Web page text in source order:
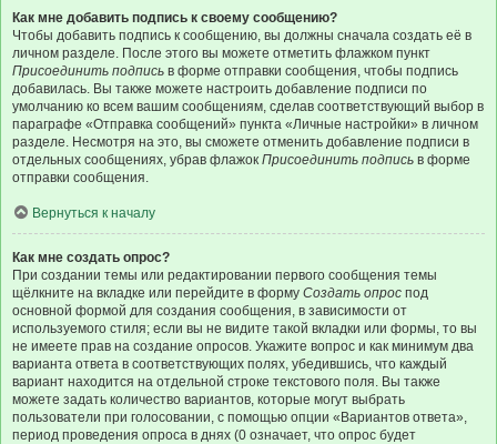
Как мне добавить подпись к своему сообщению?
Чтобы добавить подпись к сообщению, вы должны сначала создать её в
личном разделе. После этого вы можете отметить флажком пункт
Присоединить подпись в форме отправки сообщения, чтобы подпись
добавилась. Вы также можете настроить добавление подписи по
умолчанию ко всем вашим сообщениям, сделав соответствующий выбор в
параграфе «Отправка сообщений» пункта «Личные настройки» в личном
разделе. Несмотря на это, вы сможете отменить добавление подписи в
отдельных сообщениях, убрав флажок Присоединить подпись в форме
отправки сообщения.
Вернуться к началу
Как мне создать опрос?
При создании темы или редактировании первого сообщения темы
щёлкните на вкладке или перейдите в форму Создать опрос под
основной формой для создания сообщения, в зависимости от
используемого стиля; если вы не видите такой вкладки или формы, то вы
не имеете прав на создание опросов. Укажите вопрос и как минимум два
варианта ответа в соответствующих полях, убедившись, что каждый
вариант находится на отдельной строке текстового поля. Вы также
можете задать количество вариантов, которые могут выбрать
пользователи при голосовании, с помощью опции «Вариантов ответа»,
период проведения опроса в днях (0 означает, что опрос будет